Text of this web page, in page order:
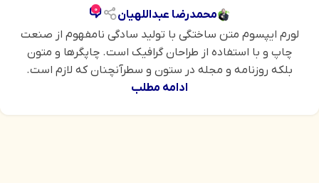
محمدرضا عبداللهیان 0
لورم ایپسوم متن ساختگی با تولید سادگی نامفهوم از صنعت
چاپ و با استفاده از طراحان گرافیک است. چاپگرها و متون
بلکه روزنامه و مجله در ستون و سطرآنچنان که لازم است.
ادامه مطلب